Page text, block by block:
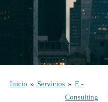
Inicio » Servicios » E -
Consulting